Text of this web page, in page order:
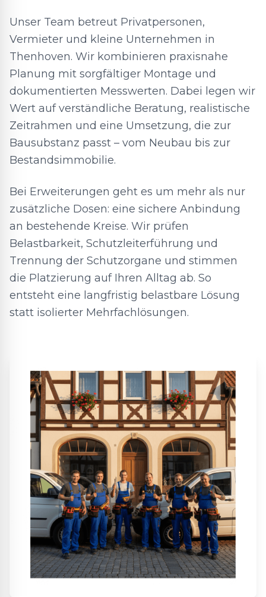
Unser Team betreut Privatpersonen,
Vermieter und kleine Unternehmen in
Thenhoven. Wir kombinieren praxisnahe
Planung mit sorgfältiger Montage und
dokumentierten Messwerten. Dabei legen wir
Wert auf verständliche Beratung, realistische
Zeitrahmen und eine Umsetzung, die zur
Bausubstanz passt – vom Neubau bis zur
Bestandsimmobilie.
Bei Erweiterungen geht es um mehr als nur
zusätzliche Dosen: eine sichere Anbindung
an bestehende Kreise. Wir prüfen
Belastbarkeit, Schutzleiterführung und
Trennung der Schutzorgane und stimmen
die Platzierung auf Ihren Alltag ab. So
entsteht eine langfristig belastbare Lösung
statt isolierter Mehrfachlösungen.